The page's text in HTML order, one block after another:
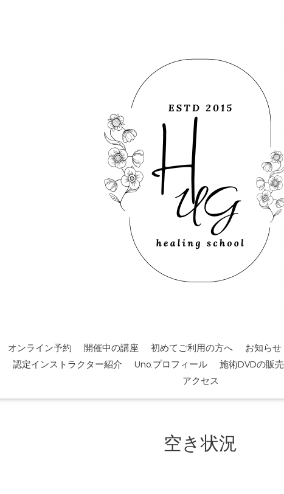
オンライン予約 開催中の講座 初めてご利用の方へ お知らせ
認定インストラクター紹介 Uno.プロフィール 施術DVDの販売
アクセス
空き状況